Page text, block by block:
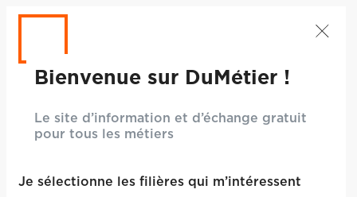
Bienvenue sur DuMétier !
Le site d’information et d’échange gratuit
pour tous les métiers
Je sélectionne les filières qui m’intéressent